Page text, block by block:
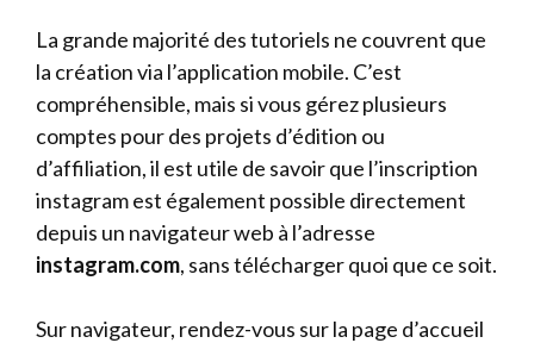
La grande majorité des tutoriels ne couvrent que
la création via l’application mobile. C’est
compréhensible, mais si vous gérez plusieurs
comptes pour des projets d’édition ou
d’affiliation, il est utile de savoir que l’inscription
instagram est également possible directement
depuis un navigateur web à l’adresse
instagram.com, sans télécharger quoi que ce soit.
Sur navigateur, rendez-vous sur la page d’accueil